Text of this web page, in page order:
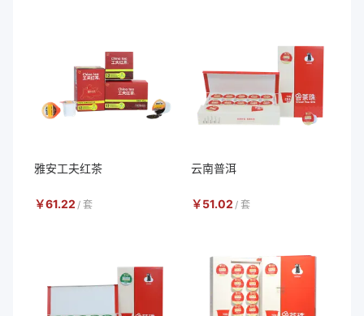
雅安工夫红茶
￥61.22 / 套
云南普洱
￥51.02 / 套